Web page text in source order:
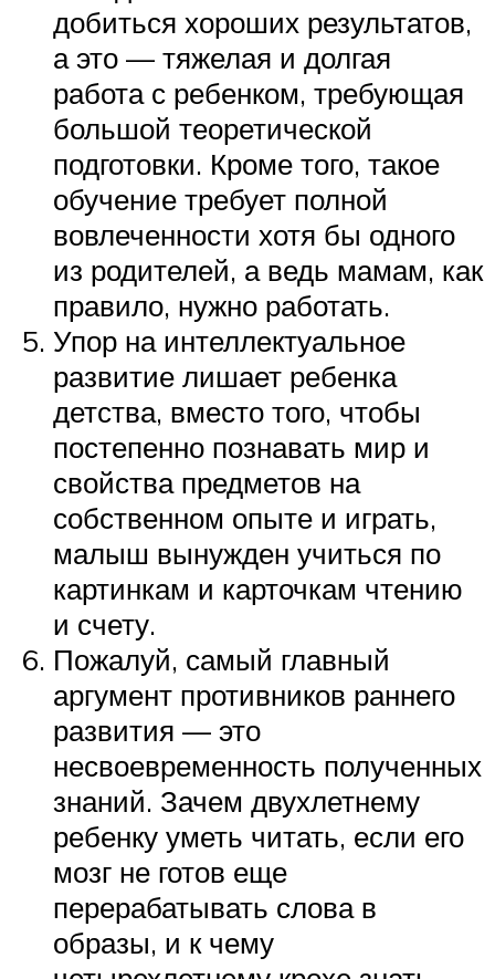
добиться хороших результатов,
а это — тяжелая и долгая
работа с ребенком, требующая
большой теоретической
подготовки. Кроме того, такое
обучение требует полной
вовлеченности хотя бы одного
из родителей, а ведь мамам, как
правило, нужно работать.
Упор на интеллектуальное
развитие лишает ребенка
детства, вместо того, чтобы
постепенно познавать мир и
свойства предметов на
собственном опыте и играть,
малыш вынужден учиться по
картинкам и карточкам чтению
и счету.
Пожалуй, самый главный
аргумент противников раннего
развития — это
несвоевременность полученных
знаний. Зачем двухлетнему
ребенку уметь читать, если его
мозг не готов еще
перерабатывать слова в
образы, и к чему